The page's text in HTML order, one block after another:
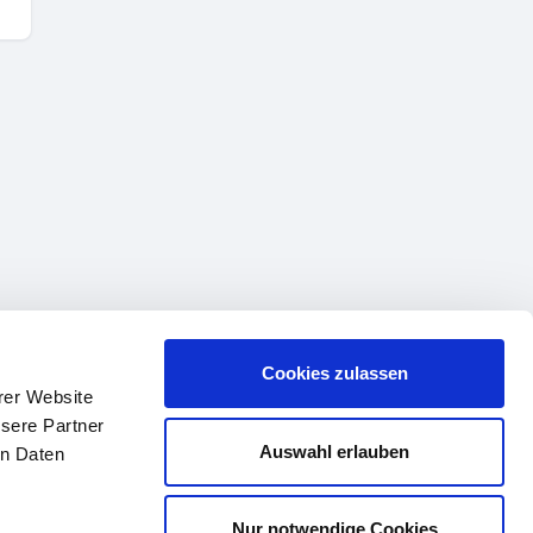
Website
Partner
Daten
Cookies zulassen
Auswahl erlauben
Nur notwendige Cookies